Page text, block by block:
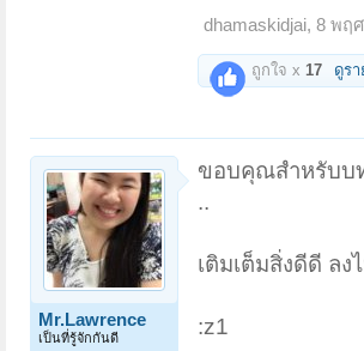
dhamaskidjai, 8 พฤ
ถูกใจ x 17 ดูร
Mr.Lawrence
เป็นที่รู้จักกันดี
ขอบคุณสำหรับบ
..
เติมเต็มสิ่งดีดี ล
:z1